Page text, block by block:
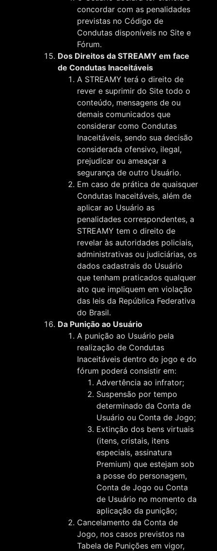
concordar com as penalidades
previstas no Código de
Condutas disponíveis no Site e
Fórum.
Dos Direitos da STREAMY em face
de Condutas Inaceitáveis
A STREAMY terá o direito de
rever e suprimir do Site todo o
conteúdo, mensagens de ou
demais comunicados que
considerar como Condutas
Inaceitáveis, sendo sua decisão
considerada ofensivo, ilegal,
prejudicar ou ameaçar a
segurança de outro Usuário.
Em caso de prática de quaisquer
Condutas Inaceitáveis, além de
aplicar ao Usuário as
penalidades correspondentes, a
STREAMY tem o direito de
revelar às autoridades policiais,
administrativas ou judiciárias, os
dados cadastrais do Usuário
que tenham praticados qualquer
ato que impliquem em violação
das leis da República Federativa
do Brasil.
Da Punição ao Usuário
A punição ao Usuário pela
realização de Condutas
Inaceitáveis dentro do jogo e do
fórum poderá consistir em:
Advertência ao infrator;
Suspensão por tempo
determinado da Conta de
Usuário ou Conta de Jogo;
Extinção dos bens virtuais
(itens, cristais, itens
especiais, assinatura
Premium) que estejam sob
a posse do personagem,
Conta de Jogo ou Conta
de Usuário no momento da
aplicação da punição;
Cancelamento da Conta de
Jogo, nos casos previstos na
Tabela de Punições em vigor,